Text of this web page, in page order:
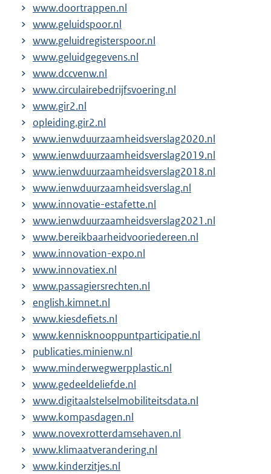
www.doortrappen.nl
www.geluidspoor.nl
www.geluidregisterspoor.nl
www.geluidgegevens.nl
www.dccvenw.nl
www.circulairebedrijfsvoering.nl
www.gir2.nl
opleiding.gir2.nl
www.ienwduurzaamheidsverslag2020.nl
www.ienwduurzaamheidsverslag2019.nl
www.ienwduurzaamheidsverslag2018.nl
www.ienwduurzaamheidsverslag.nl
www.innovatie-estafette.nl
www.ienwduurzaamheidsverslag2021.nl
www.bereikbaarheidvooriedereen.nl
www.innovation-expo.nl
www.innovatiex.nl
www.passagiersrechten.nl
english.kimnet.nl
www.kiesdefiets.nl
www.kennisknooppuntparticipatie.nl
publicaties.minienw.nl
www.minderwegwerpplastic.nl
www.gedeeldeliefde.nl
www.digitaalstelselmobiliteitsdata.nl
www.kompasdagen.nl
www.novexrotterdamsehaven.nl
www.klimaatverandering.nl
www.kinderzitjes.nl